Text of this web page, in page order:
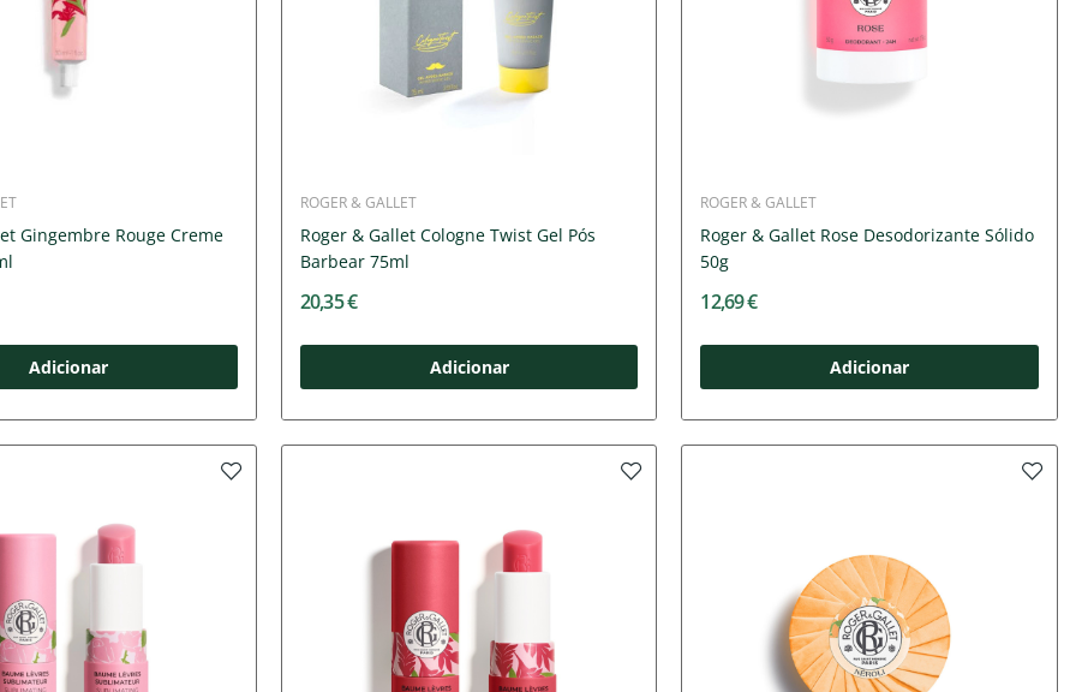
Gingembre Rouge Creme
Adicionar
ROGER & GALLET
Roger & Gallet Cologne Twist Gel Pós
Barbear 75ml
20,35 €
Adicionar
ROGER & GALLET
Roger & Gallet Rose Desodorizante Sólido
50g
12,69 €
Adicionar